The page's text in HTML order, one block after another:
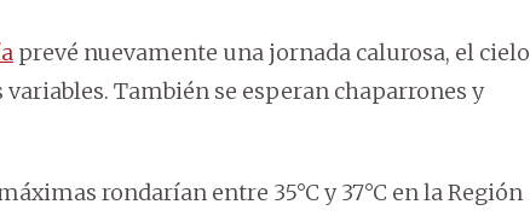
prevé nuevamente una jornada calurosa, el cielo
También se esperan chaparrones y
rondarían entre 35°C y 37°C en la Región